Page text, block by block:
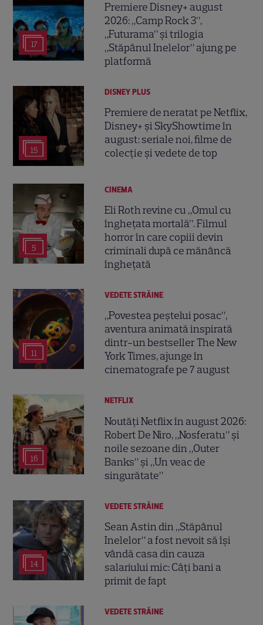
17
Premiere Disney+ august
2026: „Camp Rock 3”,
„Futurama” și trilogia
„Stăpânul Inelelor” ajung pe
platformă
15
DISNEY PLUS
Premiere de neratat pe Netflix,
Disney+ și SkyShowtime în
august: seriale noi, filme de
colecție și vedete de top
5
CINEMA
Eli Roth revine cu „Omul cu
înghețata mortală”. Filmul
horror în care copiii devin
criminali după ce mănâncă
înghețată
11
VEDETE STRĂINE
„Povestea peștelui posac”,
aventura animată inspirată
dintr-un bestseller The New
York Times, ajunge în
cinematografe pe 7 august
16
NETFLIX
Noutăți Netflix în august 2026:
Robert De Niro, „Nosferatu” și
noile sezoane din „Outer
Banks” și „Un veac de
singurătate”
14
VEDETE STRĂINE
Sean Astin din „Stăpânul
Inelelor” a fost nevoit să își
vândă casa din cauza
salariului mic: Câți bani a
primit de fapt
VEDETE STRĂINE